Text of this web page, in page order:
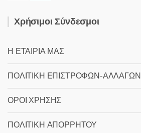
Χρήσιμοι Σύνδεσμοι
Η ΕΤΑΙΡΙΑ ΜΑΣ
ΠΟΛΙΤΙΚΗ ΕΠΙΣΤΡΟΦΩΝ-ΑΛΛΑΓΩΝ
ΟΡΟΙ ΧΡΗΣΗΣ
ΠΟΛΙΤΙΚΗ ΑΠΟΡΡΗΤΟΥ